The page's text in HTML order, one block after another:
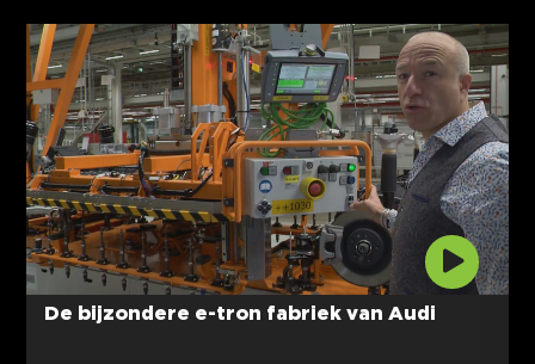
De bijzondere e-tron fabriek van Audi